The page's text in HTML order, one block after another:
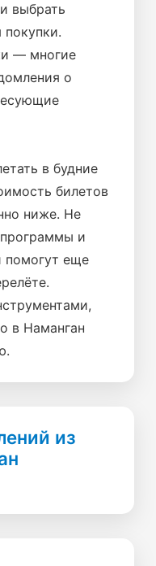
выбрать
— многие
о
в будние
билетов
ниже. Не
и
помогут еще
в Наманган
из